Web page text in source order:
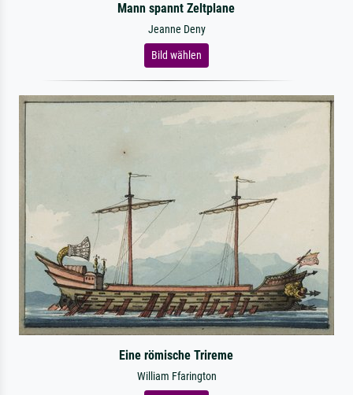
Mann spannt Zeltplane
Jeanne Deny
Bild wählen
Eine römische Trireme
William Ffarington